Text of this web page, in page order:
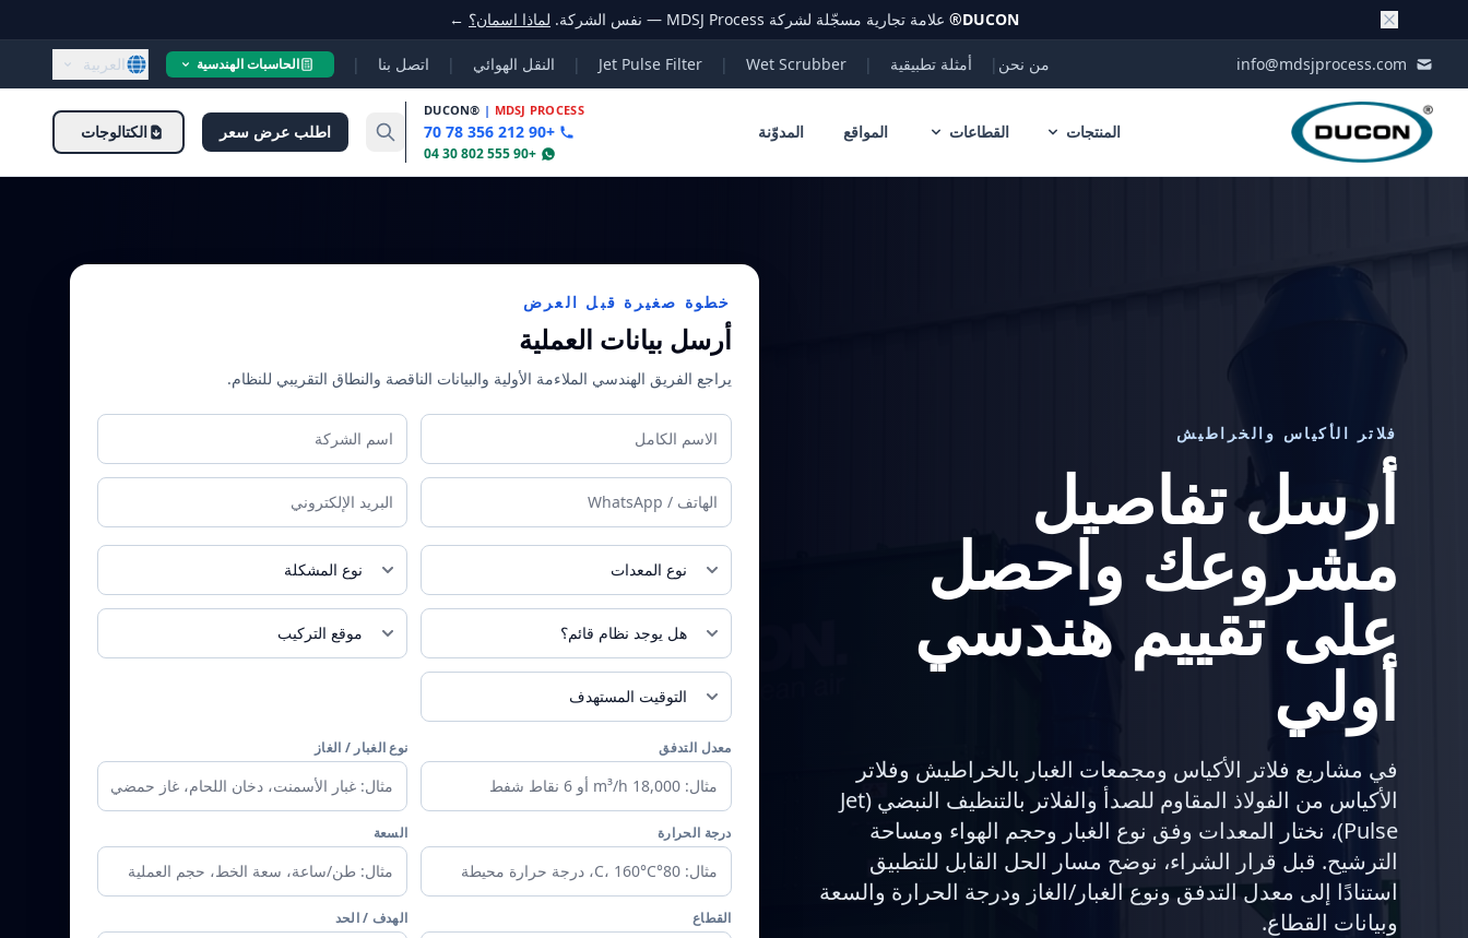
DUCON
® علامة تجارية مسجّلة لشركة MDSJ Process — نفس الشركة. لماذا اسمان؟ ←
info@mdsjprocess.com من نحن | أمثلة تطبيقية |
Wet Scrubber
|
Jet Pulse Filter
| النقل الهوائي | اتصل بنا | الحاسبات الهندسية العربية
المنتجات القطاعات المواقع المدوّنة
DUCON® | MDSJ PROCESS
+90 212 356 78 70
+90 555 802 30 04
اطلب عرض سعر الكتالوجات
فلاتر الأكياس والخراطيش
أرسل تفاصيل
مشروعك واحصل
على تقييم هندسي
أولي
في مشاريع فلاتر الأكياس ومجمعات الغبار بالخراطيش وفلاتر
الأكياس من الفولاذ المقاوم للصدأ والفلاتر بالتنظيف النبضي (Jet
Pulse)، نختار المعدات وفق نوع الغبار وحجم الهواء ومساحة
الترشيح. قبل قرار الشراء، نوضح مسار الحل القابل للتطبيق
استنادًا إلى معدل التدفق ونوع الغبار/الغاز ودرجة الحرارة والسعة
وبيانات القطاع.
خطوة صغيرة قبل العرض
أرسل بيانات العملية
يراجع الفريق الهندسي الملاءمة الأولية والبيانات الناقصة والنطاق التقريبي للنظام.
الاسم الكامل اسم الشركة
الهاتف Email
فلتر Jet Pulse / فلتر أكياس (Baghouse) تسرب الغبار
موجود ويحتاج إلى تحسين داخل المبنى
عاجل / هذا الشهر
معدل التدفق نوع الغبار / الغاز
درجة الحرارة السعة
القطاع الهدف / الحد